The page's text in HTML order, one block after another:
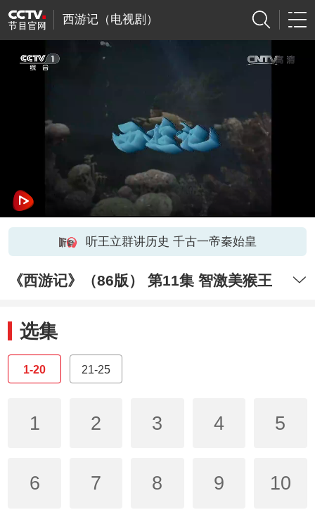
西游记（电视剧）
听王立群讲历史 千古一帝秦始皇
《西游记》（86版） 第11集 智激美猴王
选集
1-20 21-25
1 2 3 4 5
6 7 8 9 10